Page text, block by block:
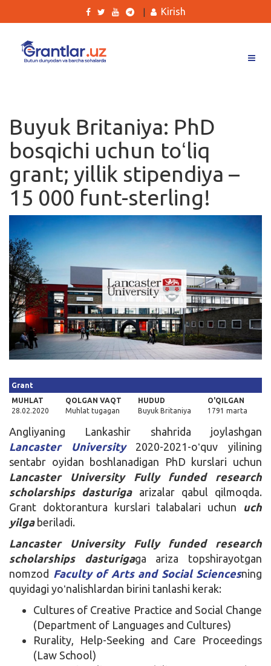
Ishlar
Kurslar
Blog
Yana
Qidirish
Kirish
Kirish
Buyuk Britaniya: PhD
bosqichi uchun toʻliq
grant; yillik stipendiya –
15 000 funt-sterling!
Grant
MUHLAT
28.02.2020
QOLGAN VAQT
Muhlat tugagan
HUDUD
Buyuk Britaniya
O'QILGAN
1791 marta
Angliyaning Lankashir shahrida joylashgan
Lancaster University2020-2021-oʻquv yilining
sentabr oyidan boshlanadigan PhD kurslari uchun
Lancaster University Fully funded research
scholarships dasturiga arizalar qabul qilmoqda.
Grant doktorantura kurslari talabalari uchun uch
yilgaberiladi.
Lancaster University Fully funded research
scholarships dasturigaga ariza topshirayotgan
nomzod Faculty of Arts and Social Sciencesning
quyidagi yoʻnalishlardan birini tanlashi kerak:
Cultures of Creative Practice and Social Change
(Department of Languages and Cultures)
Rurality, Help-Seeking and Care Proceedings
(Law School)